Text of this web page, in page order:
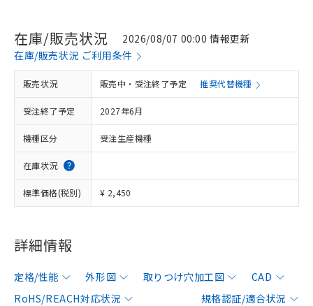
在庫/販売状況
2026/08/07 00:00 情報更新
在庫/販売状況 ご利用条件
販売状況 販売中・受注終了予定 推奨代替機種
受注終了予定 2027年6月
機種区分 受注生産機種
在庫状況
標準価格(税別) ¥ 2,450
詳細情報
定格/性能 外形図 取りつけ穴加工図
CAD
RoHS/REACH対応状況
規格認証/適合状況